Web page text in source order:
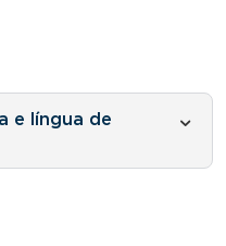
e língua de